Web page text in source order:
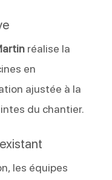
réalise la
en
ajustée à la
du chantier.
les équipes